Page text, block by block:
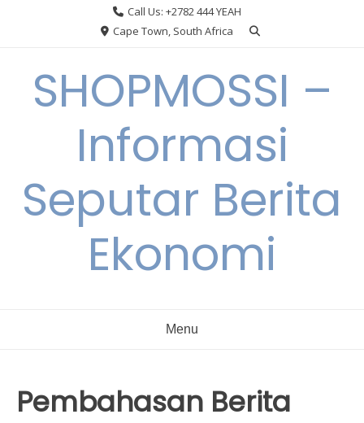
Call Us: +2782 444 YEAH
Cape Town, South Africa
SHOPMOSSI –
Informasi
Seputar Berita
Ekonomi
Menu
Pembahasan Berita